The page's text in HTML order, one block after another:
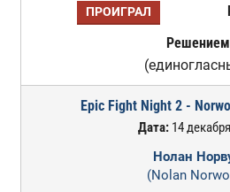
ПРОИГРАЛ
Решением
Epic Fight Night 2 -
Дата:14
Нолан
(Nolan